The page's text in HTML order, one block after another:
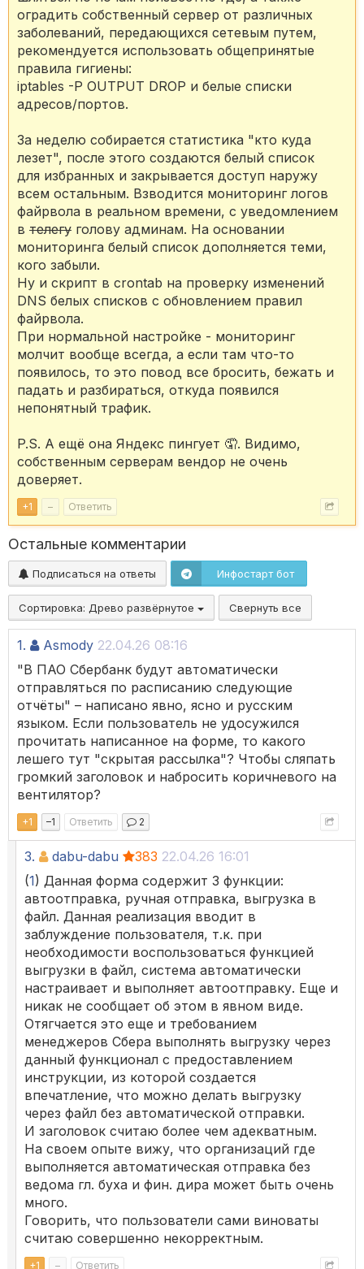
оградить собственный сервер от различных
заболеваний, передающихся сетевым путем,
рекомендуется использовать общепринятые
правила гигиены:
iptables -P OUTPUT DROP и белые списки
адресов/портов.
За неделю собирается статистика "кто куда
лезет", после этого создаются белый список
для избранных и закрывается доступ наружу
всем остальным. Взводится мониторинг логов
файрвола в реальном времени, с уведомлением
в телегу голову админам. На основании
мониторинга белый список дополняется теми,
кого забыли.
Ну и скрипт в crontab на проверку изменений
DNS белых списков с обновлением правил
файрвола.
При нормальной настройке - мониторинг
молчит вообще всегда, а если там что-то
появилось, то это повод все бросить, бежать и
падать и разбираться, откуда появился
непонятный трафик.
P.S. А ещё она Яндекс пингует 🤦. Видимо,
собственным серверам вендор не очень
доверяет.
+1 – Ответить
Остальные комментарии
Подписаться на ответы Инфостарт бот
Сортировка: Древо развёрнутое Свернуть все
1. Asmody 22.04.26 08:16
"В ПАО Сбербанк будут автоматически
отправляться по расписанию следующие
отчёты" – написано явно, ясно и русским
языком. Если пользователь не удосужился
прочитать написанное на форме, то какого
лешего тут "скрытая рассылка"? Чтобы сляпать
громкий заголовок и набросить коричневого на
вентилятор?
+1 –1 Ответить 2
3. dabu-dabu 383 22.04.26 16:01
(1) Данная форма содержит 3 функции:
автоотправка, ручная отправка, выгрузка в
файл. Данная реализация вводит в
заблуждение пользователя, т.к. при
необходимости воспользоваться функцией
выгрузки в файл, система автоматически
настраивает и выполняет автоотправку. Еще и
никак не сообщает об этом в явном виде.
Отягчается это еще и требованием
менеджеров Сбера выполнять выгрузку через
данный функционал с предоставлением
инструкции, из которой создается
впечатление, что можно делать выгрузку
через файл без автоматической отправки.
И заголовок считаю более чем адекватным.
На своем опыте вижу, что организаций где
выполняется автоматическая отправка без
ведома гл. буха и фин. дира может быть очень
много.
Говорить, что пользователи сами виноваты
считаю совершенно некорректным.
+1 – Ответить